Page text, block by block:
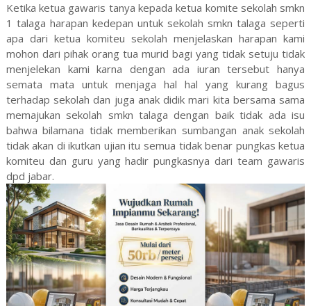
Ketika ketua gawaris tanya kepada ketua komite sekolah smkn
1 talaga harapan kedepan untuk sekolah smkn talaga seperti
apa dari ketua komiteu sekolah menjelaskan harapan kami
mohon dari pihak orang tua murid bagi yang tidak setuju tidak
menjelekan kami karna dengan ada iuran tersebut hanya
semata mata untuk menjaga hal hal yang kurang bagus
terhadap sekolah dan juga anak didik mari kita bersama sama
memajukan sekolah smkn talaga dengan baik tidak ada isu
bahwa bilamana tidak memberikan sumbangan anak sekolah
tidak akan di ikutkan ujian itu semua tidak benar pungkas ketua
komiteu dan guru yang hadir pungkasnya dari team gawaris
dpd jabar.